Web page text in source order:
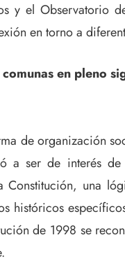
y el Observatorio
en torno a
comunas en pleno
de organización
ser de interés de
una
de 1998 se